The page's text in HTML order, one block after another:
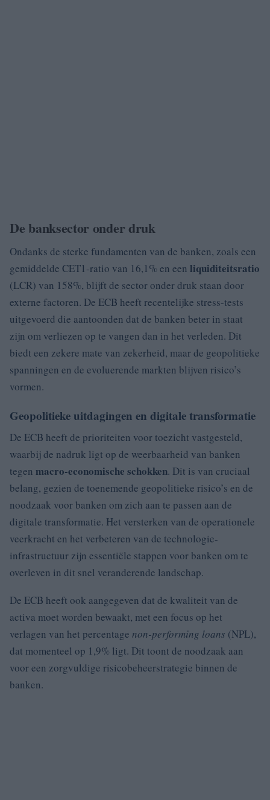
De banksector onder druk
Ondanks de sterke fundamenten van de banken, zoals een
gemiddelde CET1-ratio van 16,1% en een liquiditeitsratio
(LCR) van 158%, blijft de sector onder druk staan door
externe factoren. De ECB heeft recentelijke stress-tests
uitgevoerd die aantoonden dat de banken beter in staat
zijn om verliezen op te vangen dan in het verleden. Dit
biedt een zekere mate van zekerheid, maar de geopolitieke
spanningen en de evoluerende markten blijven risico’s
vormen.
Geopolitieke uitdagingen en digitale transformatie
De ECB heeft de prioriteiten voor toezicht vastgesteld,
waarbij de nadruk ligt op de weerbaarheid van banken
tegen macro-economische schokken. Dit is van cruciaal
belang, gezien de toenemende geopolitieke risico’s en de
noodzaak voor banken om zich aan te passen aan de
digitale transformatie. Het versterken van de operationele
veerkracht en het verbeteren van de technologie-
infrastructuur zijn essentiële stappen voor banken om te
overleven in dit snel veranderende landschap.
De ECB heeft ook aangegeven dat de kwaliteit van de
activa moet worden bewaakt, met een focus op het
verlagen van het percentage non-performing loans (NPL),
dat momenteel op 1,9% ligt. Dit toont de noodzaak aan
voor een zorgvuldige risicobeheerstrategie binnen de
banken.